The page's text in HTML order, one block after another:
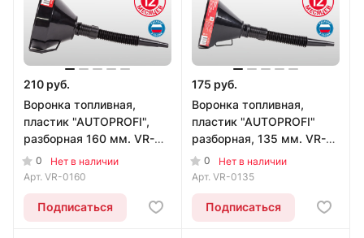
210 руб.
Воронка топливная,
пластик "AUTOPROFI",
разборная 160 мм. VR-
0160
0
Нет в наличии
Арт. VR-0160
Подписаться
175 руб.
Воронка топливная,
пластик "AUTOPROFI"
разборная, 135 мм. VR-
0135
0
Нет в наличии
Арт. VR-0135
Подписаться